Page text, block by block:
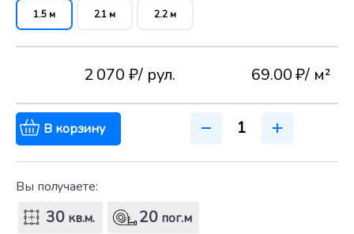
1.5 м 2.1 м 2.2 м
2 070 ₽/ рул. 69.00 ₽/ м²
В корзину
Вы получаете:
30кв.м. 20 пог.м